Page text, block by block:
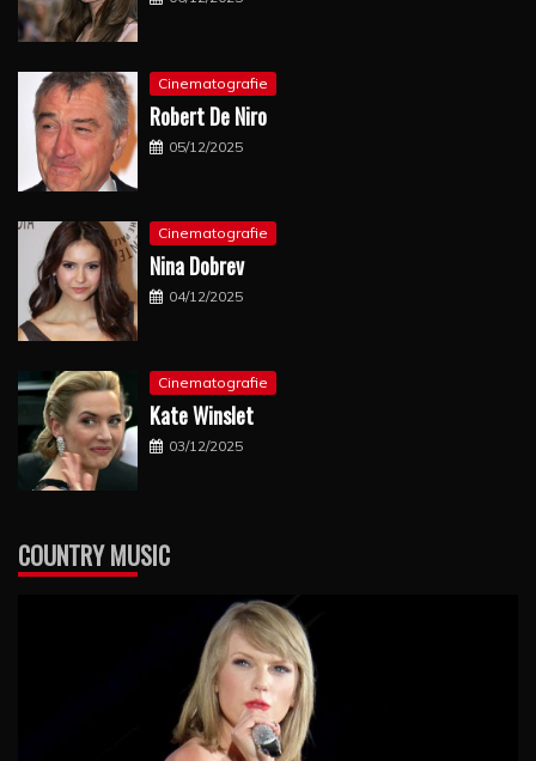
Cinematografie
Robert De Niro
05/12/2025
Cinematografie
Nina Dobrev
04/12/2025
Cinematografie
Kate Winslet
03/12/2025
COUNTRY MUSIC